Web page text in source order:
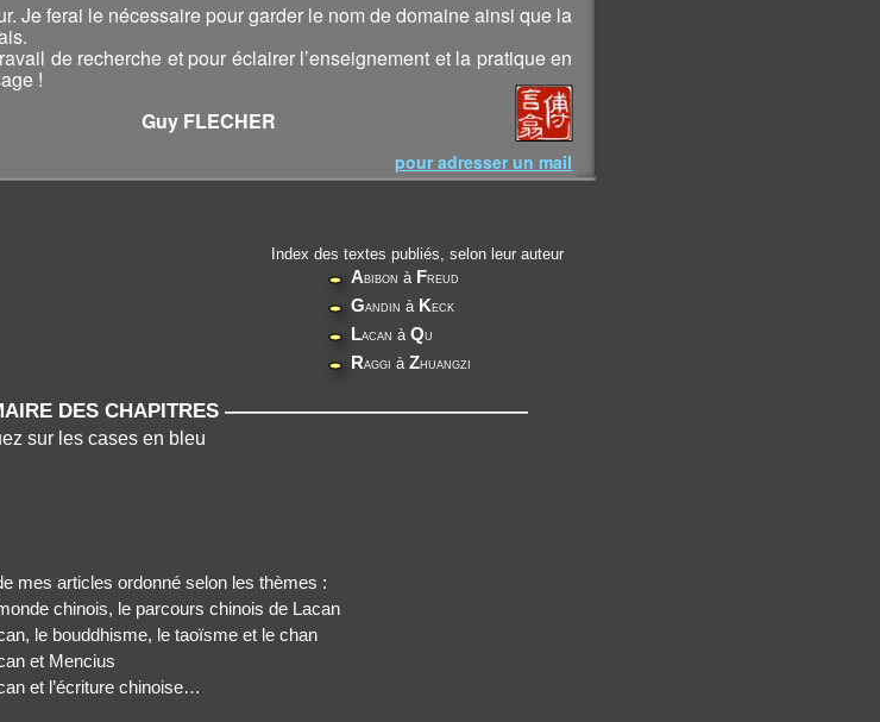
DES CHAPITRES ———————————————
sur les cases en bleu
mes articles ordonné selon les thèmes :
chinois, le parcours chinois de Lacan
le bouddhisme, le taoïsme et le chan
et Mencius
et l’écriture chinoise…
Je ferai le nécessaire pour garder le nom de domaine ainsi que la
de recherche et pour éclairer l’enseignement et la pratique en
!
pour adresser un mail
Index des textes publiés, selon leur auteur
Abibon à Freud
Gandin à Keck
Lacan à Qu
Raggi à Zhuangzi